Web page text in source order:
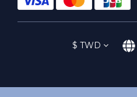
$ TWD